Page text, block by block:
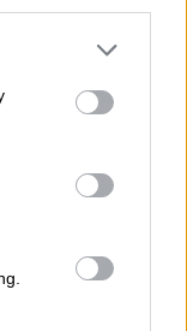
or more Google
You may click to
party tags to
in below Google